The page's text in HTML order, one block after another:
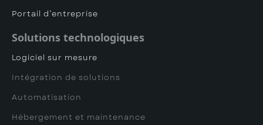
Portail d’entreprise
Solutions technologiques
Logiciel sur mesure
Intégration de solutions
Automatisation
Hébergement et maintenance